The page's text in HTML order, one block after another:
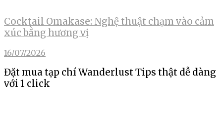
Cocktail Omakase: Nghệ thuật chạm vào cảm
xúc bằng hương vị
16/07/2026
Đặt mua tạp chí Wanderlust Tips thật dễ dàng
với 1 click